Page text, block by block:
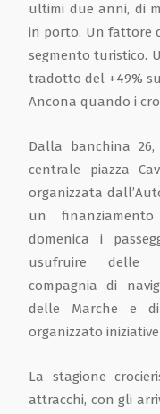
ultimi due anni, di
in porto. Un fattore
segmento turistico.
tradotto del +49%
Ancona quando i
Dalla banchina
centrale piazza
organizzata
un
domenica i
usufruire delle
compagnia di
delle Marche e
organizzato
La stagione
attracchi, con gli